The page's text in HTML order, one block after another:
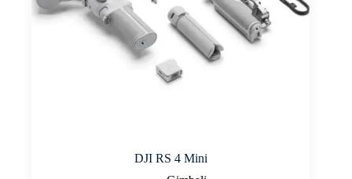
DJI RS 4 Mini